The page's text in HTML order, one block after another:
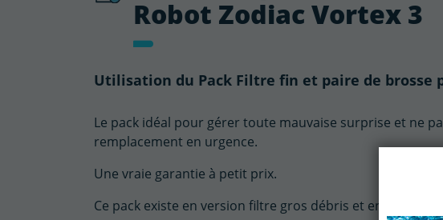
Robot Zodiac Vortex 3
Utilisation du Pack Filtre fin et paire de brosse
Le pack idéal pour gérer toute mauvaise surprise et ne
remplacement en urgence.
Une vraie garantie à petit prix.
Ce pack existe en version filtre gros débris et en version